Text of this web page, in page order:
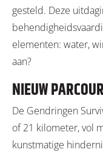
gesteld. Deze
elementen: water,
aan?
NIEUW
De Gendringen
of 21 kilometer, vol
kunstmatige